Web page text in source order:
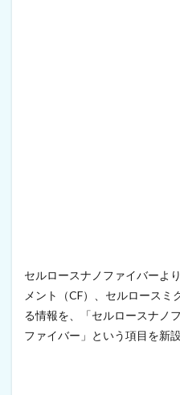
セルロースナノファイバーよ
メント（CF）、セルロースミ
る情報を、「セルロースナノ
ファイバー」という項目を新